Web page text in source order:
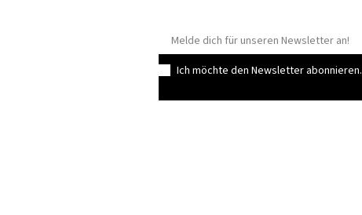
Ich möchte den Newsletter abonnieren.